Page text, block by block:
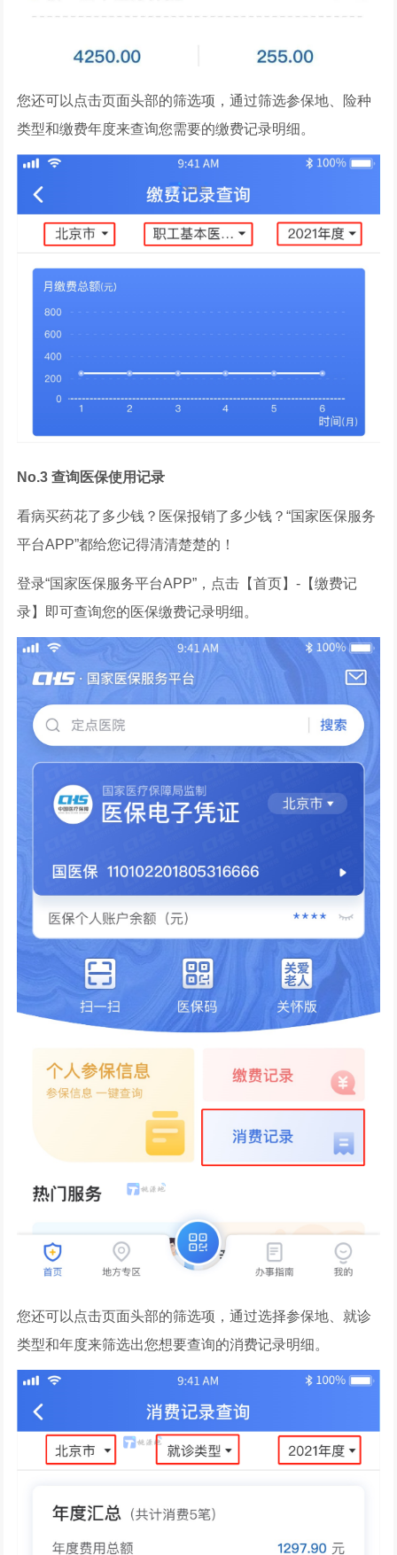
您还可以点击页面头部的筛选项，通过筛选参保地、险种
类型和缴费年度来查询您需要的缴费记录明细。
No.3 查询医保使用记录
看病买药花了多少钱？医保报销了多少钱？“国家医保服务
平台APP”都给您记得清清楚楚的！
登录“国家医保服务平台APP”，点击【首页】-【缴费记
录】即可查询您的医保缴费记录明细。
您还可以点击页面头部的筛选项，通过选择参保地、就诊
类型和年度来筛选出您想要查询的消费记录明细。